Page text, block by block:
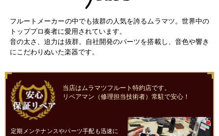
フルートメーカーの中でも抜群の人気を誇るムラマツ。世界中の
トッププロ奏者に愛用されています。
音の太さ、迫力は抜群。自社開発のパーツを搭載し、音色や響き
にこだわりぬいた楽器です。
当店はムラマツフルート特約店です。
リペアマン（修理担当技術者）常駐で安心！
定期メンテナンスやパーツ手配も迅速に